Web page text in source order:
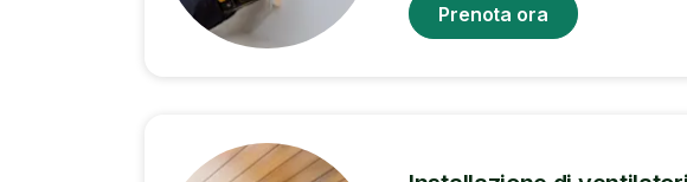
Prenota ora